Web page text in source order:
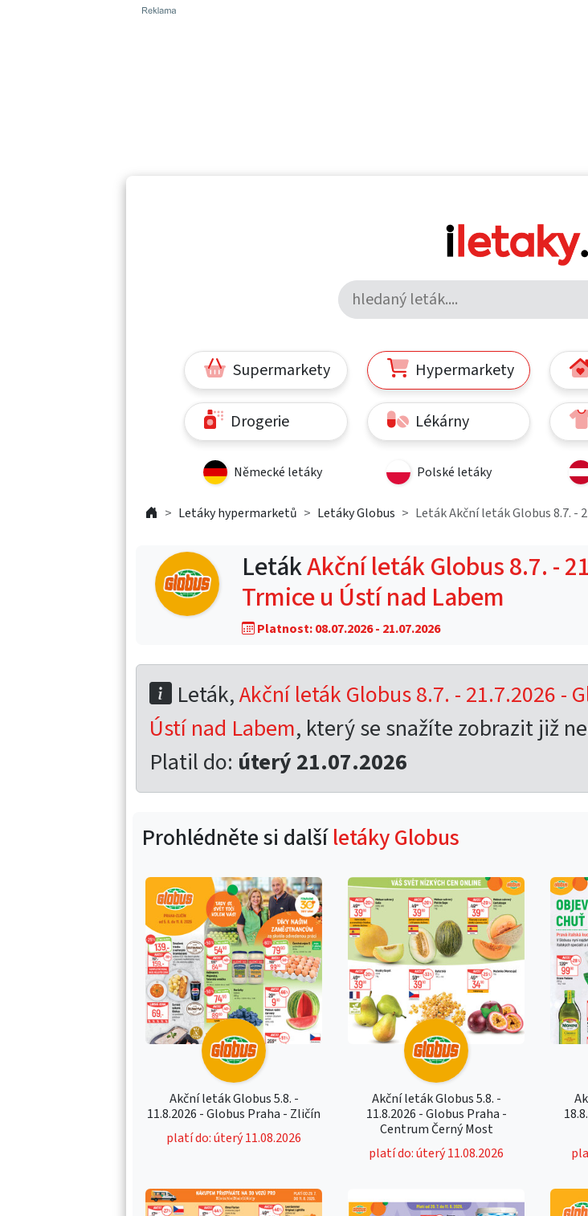
Supermarkety Hypermarkety
Drogerie Lékárny
Německé letáky Polské letáky
Letáky hypermarketů Letáky Globus Leták Akční leták Globus 8.7. -
LetákAkční leták Globus 8.7. -
Trmice u Ústí nad Labem
Platnost: 08.07.2026 - 21.07.2026
Leták,Akční leták Globus 8.7. - 21.7.2026 -
Ústí nad Labem, který se snažíte zobrazit již
Platil do: úterý 21.07.2026
Prohlédněte si dalšíletáky Globus
Akční leták Globus 5.8. -
11.8.2026 - Globus Praha - Zličín
platí do: úterý 11.08.2026
Akční leták Globus 5.8. -
11.8.2026 - Globus Praha -
Centrum Černý Most
platí do: úterý 11.08.2026